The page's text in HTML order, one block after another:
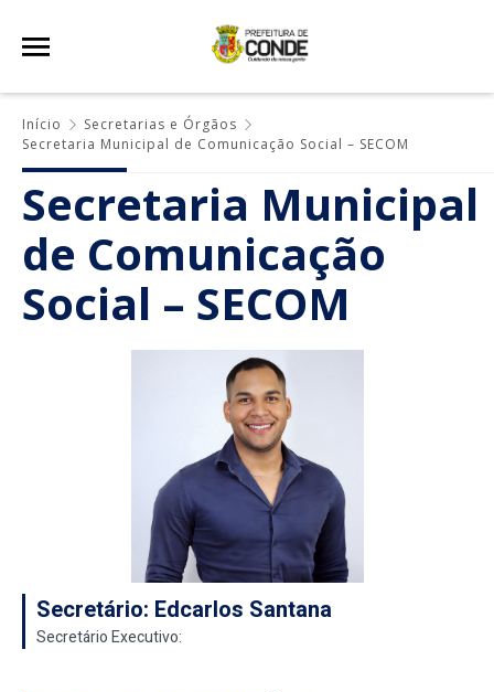
Início
Secretarias e Órgãos
Secretaria Municipal de Comunicação Social – SECOM
Secretaria Municipal
de Comunicação
Social – SECOM
Secretário: Edcarlos Santana
Secretário Executivo: